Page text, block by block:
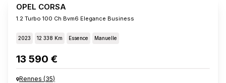
OPEL CORSA
1.2 Turbo 100 Ch Bvm6 Elegance Business
2023 12 338 Km Essence Manuelle
13 590 €
Rennes (35)